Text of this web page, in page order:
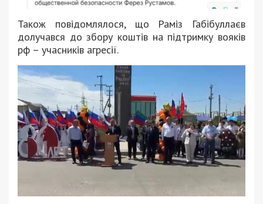
Також повідомлялося, що Раміз Габібуллаєв
долучався до збору коштів на підтримку вояків
рф – учасників агресії.